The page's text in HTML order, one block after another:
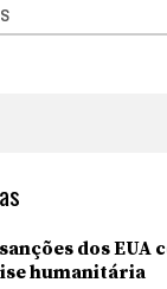
dos EUA
humanitária